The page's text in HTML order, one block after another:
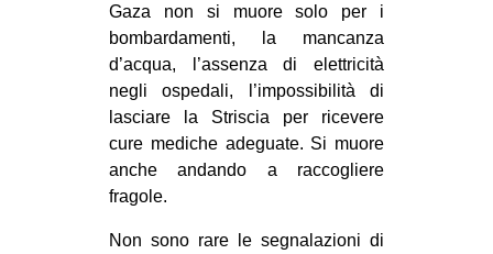
Gaza non si muore solo per i
bombardamenti, la mancanza
d’acqua, l’assenza di elettricità
negli ospedali, l’impossibilità di
lasciare la Striscia per ricevere
cure mediche adeguate. Si muore
anche andando a raccogliere
fragole.
Non sono rare le segnalazioni di